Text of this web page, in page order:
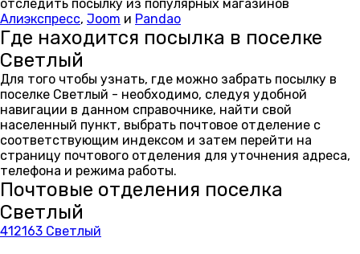
отследить посылку из популярных магазинов
Алиэкспресс, Joom и Pandao
Где находится посылка в поселке
Светлый
Для того чтобы узнать, где можно забрать посылку в
поселке Светлый - необходимо, следуя удобной
навигации в данном справочнике, найти свой
населенный пункт, выбрать почтовое отделение с
соответствующим индексом и затем перейти на
страницу почтового отделения для уточнения адреса,
телефона и режима работы.
Почтовые отделения поселка
Светлый
412163 Светлый